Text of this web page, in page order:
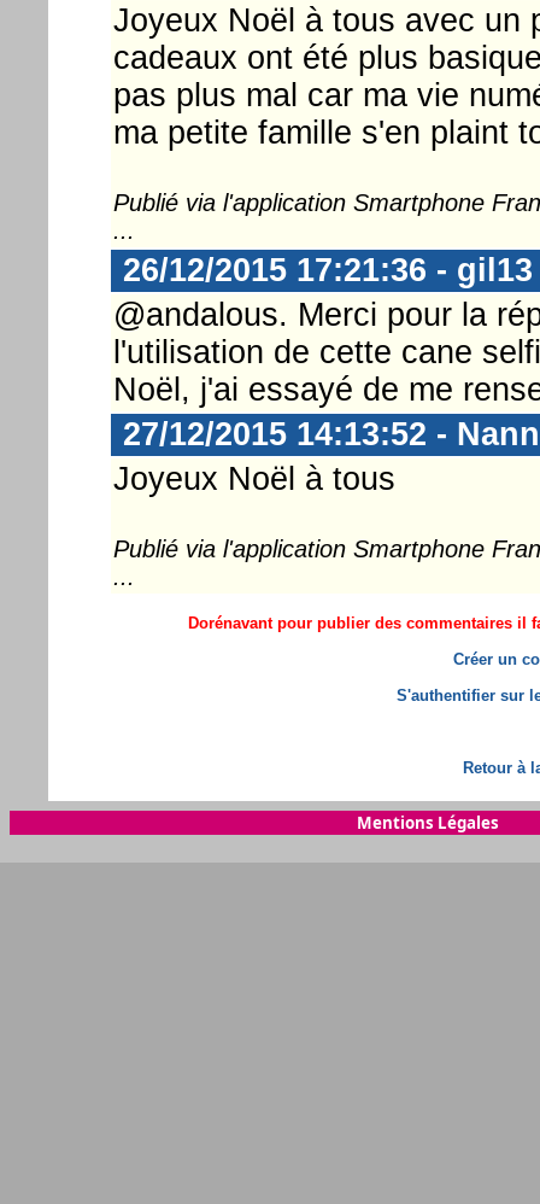
Joyeux Noël à tous avec un
cadeaux ont été plus
pas plus mal car ma vie
ma petite famille s'en plaint
Publié via l'application Smartphone
...
26/12/2015 17:21:36 - gil13
@andalous. Merci pour la
l'utilisation de cette cane
Noël, j'ai essayé de me
27/12/2015 14:13:52 -
Joyeux Noël à tous
Publié via l'application Smartphone
...
Dorénavant pour publier des commentaires il
Créer un
S'authentifier sur
Retour à
Mentions Légales